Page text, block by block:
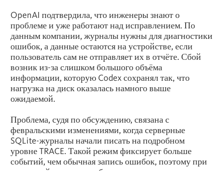
OpenAI подтвердила, что инженеры знают о
проблеме и уже работают над исправлением. По
данным компании, журналы нужны для диагностики
ошибок, а данные остаются на устройстве, если
пользователь сам не отправляет их в отчёте. Сбой
возник из-за слишком большого объёма
информации, которую Codex сохранял так, что
нагрузка на диск оказалась намного выше
ожидаемой.
Проблема, судя по обсуждению, связана с
февральскими изменениями, когда серверные
SQLite-журналы начали писать на подробном
уровне TRACE. Такой режим фиксирует больше
событий, чем обычная запись ошибок, поэтому при